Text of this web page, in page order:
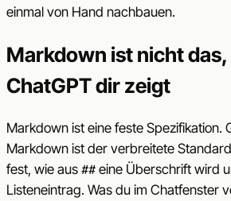
einmal von Hand nachbauen.
Markdown ist nicht
ChatGPT dir zeigt
Markdown ist eine feste Spezifikation.
Markdown ist der verbreitete
fest, wie aus ## eine Überschrift wird
Listeneintrag. Was du im Chatfenster